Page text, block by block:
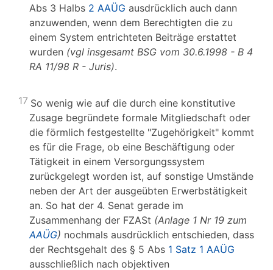
Abs 3 Halbs 2 AAÜG ausdrücklich auch dann
anzuwenden, wenn dem Berechtigten die zu
einem System entrichteten Beiträge erstattet
wurden (vgl insgesamt BSG vom 30.6.1998 - B 4
RA 11/98 R - Juris).
17 So wenig wie auf die durch eine konstitutive
Zusage begründete formale Mitgliedschaft oder
die förmlich festgestellte "Zugehörigkeit" kommt
es für die Frage, ob eine Beschäftigung oder
Tätigkeit in einem Versorgungssystem
zurückgelegt worden ist, auf sonstige Umstände
neben der Art der ausgeübten Erwerbstätigkeit
an. So hat der 4. Senat gerade im
Zusammenhang der FZASt (Anlage 1 Nr 19 zum
AAÜG) nochmals ausdrücklich entschieden, dass
der Rechtsgehalt des § 5 Abs 1 Satz 1 AAÜG
ausschließlich nach objektiven